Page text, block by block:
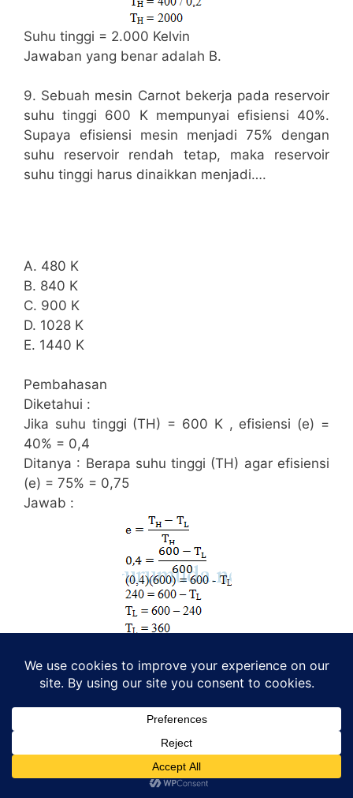
Suhu tinggi = 2.000 Kelvin
Jawaban yang benar adalah B.
9. Sebuah mesin Carnot bekerja pada reservoir
suhu tinggi 600 K mempunyai efisiensi 40%.
Supaya efisiensi mesin menjadi 75% dengan
suhu reservoir rendah tetap, maka reservoir
suhu tinggi harus dinaikkan menjadi….
A. 480 K
B. 840 K
C. 900 K
D. 1028 K
E. 1440 K
Pembahasan
Diketahui :
Jika suhu tinggi (TH) = 600 K , efisiensi (e) =
40% = 0,4
Ditanya : Berapa suhu tinggi (TH) agar efisiensi
(e) = 75% = 0,75
Jawab :
Berapa suhu tinggi (TH) agar efisiensi (e) = 75
% ?